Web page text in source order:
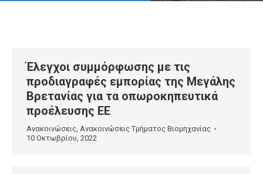
Έλεγχοι συμμόρφωσης με τις
προδιαγραφές εμπορίας της Μεγάλης
Βρετανίας για τα οπωροκηπευτικά
προέλευσης ΕΕ
Ανακοινώσεις, Ανακοινώσεις Τμήματος Βιομηχανίας
10 Οκτωβρίου, 2022